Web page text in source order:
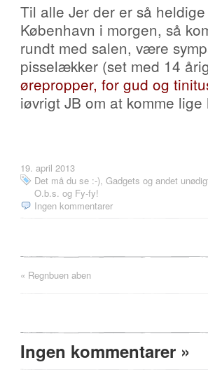
Til alle Jer der er så
København i morgen, så
rundt med salen, være
pisselækker (set med 14
ørepropper, for gud og
iøvrigt JB om at komme lige
19. april 2013
Det må du se :-), Gadgets og andet
O.b.s. og Fy-fy!
Ingen kommentarer
« Regnbuen aben
Ingen kommentarer »